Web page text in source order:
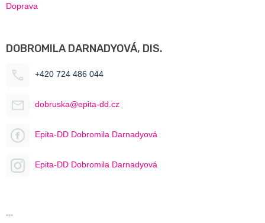
Doprava
DOBROMILA DARNADYOVÁ, DIS.
+420 724 486 044
dobruska@epita-dd.cz
Epita-DD Dobromila Darnadyová
Epita-DD Dobromila Darnadyová
---